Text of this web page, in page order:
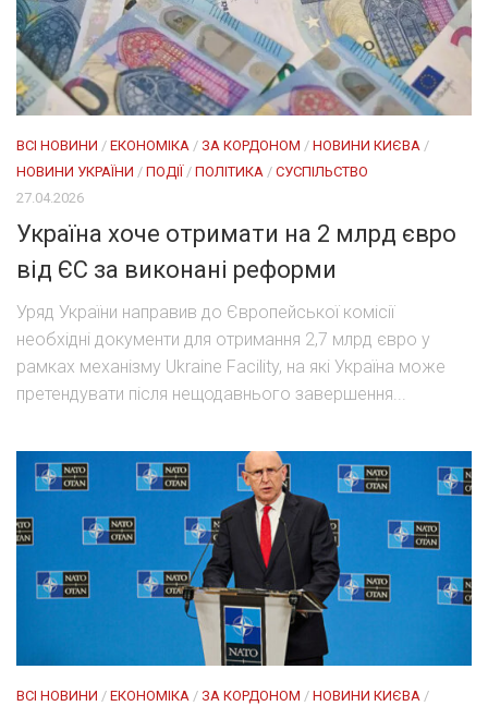
ВСІ НОВИНИ / ЕКОНОМІКА / ЗА КОРДОНОМ / НОВИНИ КИЄВА /
НОВИНИ УКРАЇНИ / ПОДІЇ / ПОЛІТИКА / СУСПІЛЬСТВО
27.04.2026
Україна хоче отримати на 2 млрд євро
від ЄС за виконані реформи
Уряд України направив до Європейської комісії
необхідні документи для отримання 2,7 млрд євро у
рамках механізму Ukraine Facility, на які Україна може
претендувати після нещодавнього завершення...
ВСІ НОВИНИ / ЕКОНОМІКА / ЗА КОРДОНОМ / НОВИНИ КИЄВА /